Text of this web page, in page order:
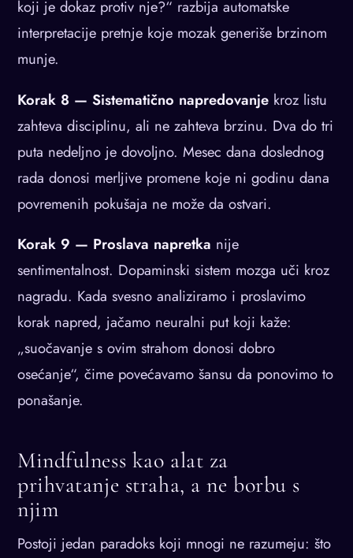
koji je dokaz protiv nje?“ razbija automatske
interpretacije pretnje koje mozak generiše brzinom
munje.
Korak 8 — Sistematično napredovanje kroz listu
zahteva disciplinu, ali ne zahteva brzinu. Dva do tri
puta nedeljno je dovoljno. Mesec dana doslednog
rada donosi merljive promene koje ni godinu dana
povremenih pokušaja ne može da ostvari.
Korak 9 — Proslava napretka nije
sentimentalnost. Dopaminski sistem mozga uči kroz
nagradu. Kada svesno analiziramo i proslavimo
korak napred, jačamo neuralni put koji kaže:
„suočavanje s ovim strahom donosi dobro
osećanje“, čime povećavamo šansu da ponovimo to
ponašanje.
Mindfulness kao alat za
prihvatanje straha, a ne borbu s
njim
Postoji jedan paradoks koji mnogi ne razumeju: što